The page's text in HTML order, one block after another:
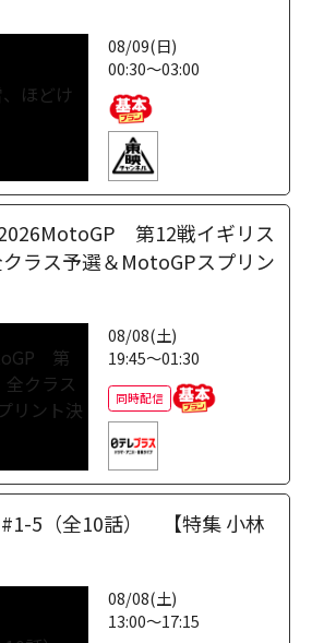
08/09(日)
00:30～03:00
2026MotoGP 第12戦イギリス
ラス予選＆MotoGPスプリン
08/08(土)
19:45～01:30
同時配信
#1-5（全10話） 【特集 小林
08/08(土)
13:00～17:15